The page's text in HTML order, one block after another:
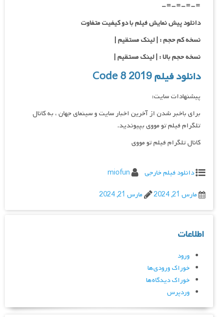
=-=-=-=-
دانلود پیش نمایش فیلم با دو کیفیت متفاوت
نسخه کم حجم : | لینک مستقیم |
نسخه حجم بالا : | لینک مستقیم |
دانلود فیلم Code 8 2019
پیشنهادات سایت:
برای باخبر شدن از آخرین اخبار سایت و سینمای جهان ، به کانال
تلگرام فیلم تو مووی بپیوندید.
کانال تلگرام فیلم تو مووی
دانلود فیلم خارجی
miofun
مارس 21, 2024
مارس 21, 2024
اطلاعات
ورود
خوراک ورودی‌ها
خوراک دیدگاه‌ها
وردپرس